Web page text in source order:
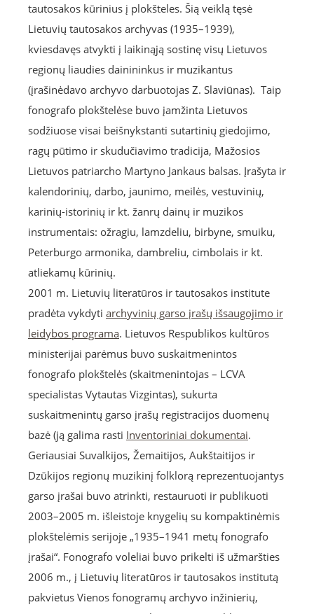
tautosakos kūrinius į plokšteles. Šią veiklą tęsė
Lietuvių tautosakos archyvas (1935–1939),
kviesdavęs atvykti į laikinąją sostinę visų Lietuvos
regionų liaudies dainininkus ir muzikantus
(įrašinėdavo archyvo darbuotojas Z. Slaviūnas). Taip
fonografo plokštelėse buvo įamžinta Lietuvos
sodžiuose visai beišnykstanti sutartinių giedojimo,
ragų pūtimo ir skudučiavimo tradicija, Mažosios
Lietuvos patriarcho Martyno Jankaus balsas. Įrašyta ir
kalendorinių, darbo, jaunimo, meilės, vestuvinių,
karinių-istorinių ir kt. žanrų dainų ir muzikos
instrumentais: ožragiu, lamzdeliu, birbyne, smuiku,
Peterburgo armonika, dambreliu, cimbolais ir kt.
atliekamų kūrinių.
2001 m. Lietuvių literatūros ir tautosakos institute
pradėta vykdyti archyvinių garso įrašų išsaugojimo ir
leidybos programa. Lietuvos Respublikos kultūros
ministerijai parėmus buvo suskaitmenintos
fonografo plokštelės (skaitmenintojas – LCVA
specialistas Vytautas Vizgintas), sukurta
suskaitmenintų garso įrašų registracijos duomenų
bazė (ją galima rasti Inventoriniai dokumentai.
Geriausiai Suvalkijos, Žemaitijos, Aukštaitijos ir
Dzūkijos regionų muzikinį folklorą reprezentuojantys
garso įrašai buvo atrinkti, restauruoti ir publikuoti
2003–2005 m. išleistoje knygelių su kompaktinėmis
plokštelėmis serijoje „1935–1941 metų fonografo
įrašai“. Fonografo voleliai buvo prikelti iš užmaršties
2006 m., į Lietuvių literatūros ir tautosakos institutą
pakvietus Vienos fonogramų archyvo inžinierių,